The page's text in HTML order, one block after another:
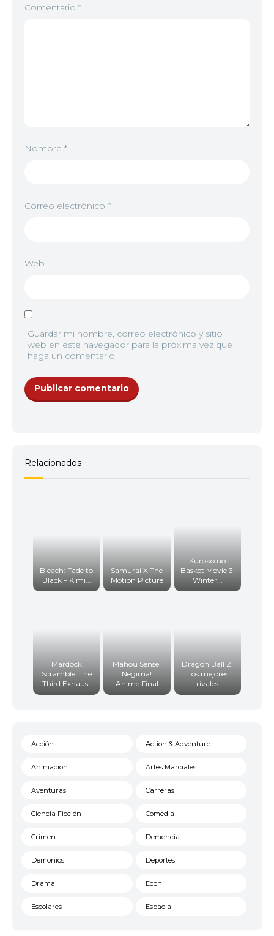
Comentario *
Nombre *
Correo electrónico *
Web
Guardar mi nombre, correo electrónico y sitio
web en este navegador para la próxima vez que
haga un comentario.
Relacionados
Bleach: Fade to
Black – Kimi...
Samurai X The
Motion Picture
Kuroko no
Basket Movie 3:
Winter...
Mardock
Scramble: The
Third Exhaust
Mahou Sensei
Negima!
Anime Final
Dragon Ball Z:
Los mejores
rivales
Acción Action & Adventure
Animación Artes Marciales
Aventuras Carreras
Ciencia Ficción Comedia
Crimen Demencia
Demonios Deportes
Drama Ecchi
Escolares Espacial